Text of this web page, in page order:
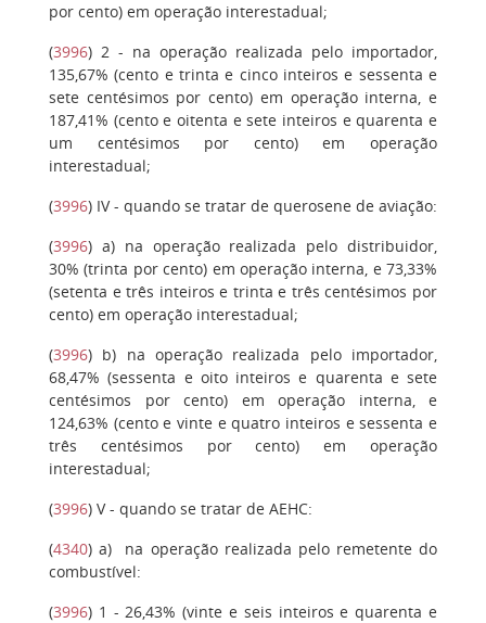
por cento) em operação interestadual;
(3996) 2 - na operação realizada pelo importador,
135,67% (cento e trinta e cinco inteiros e sessenta e
sete centésimos por cento) em operação interna, e
187,41% (cento e oitenta e sete inteiros e quarenta e
um centésimos por cento) em operação
interestadual;
(3996) IV- quando se tratar de querosene de aviação:
(3996) a) na operação realizada pelo distribuidor,
30% (trinta por cento) em operação interna, e 73,33%
(setenta e três inteiros e trinta e três centésimos por
cento) em operação interestadual;
(3996) b) na operação realizada pelo importador,
68,47% (sessenta e oito inteiros e quarenta e sete
centésimos por cento) em operação interna, e
124,63% (cento e vinte e quatro inteiros e sessenta e
três centésimos por cento) em operação
interestadual;
(3996) V- quando se tratar de AEHC:
(4340)a)
na operação realizada pelo remetente do
combustível:
(3996) 1 - 26,43% (vinte e seis inteiros e quarenta e